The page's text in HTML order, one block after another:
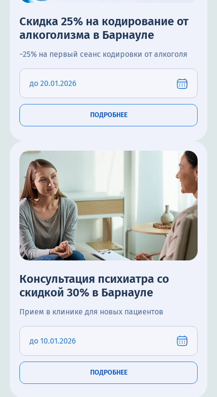
Скидка 25% на кодирование от
алкоголизма в Барнауле
−25% на первый сеанс кодировки от алкоголя
до 20.01.2026
ПОДРОБНЕЕ
Консультация психиатра со
скидкой 30% в Барнауле
Прием в клинике для новых пациентов
до 10.01.2026
ПОДРОБНЕЕ